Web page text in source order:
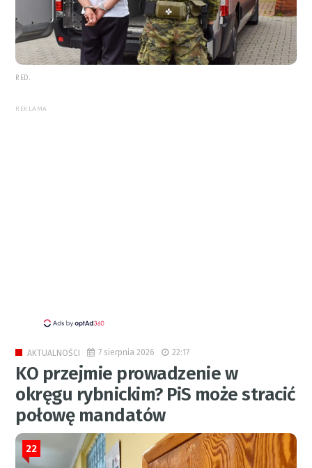
RED.
REKLAMA
AKTUALNOŚCI 7 sierpnia 2026 22:17
KO przejmie prowadzenie w
okręgu rybnickim? PiS może stracić
połowę mandatów
22